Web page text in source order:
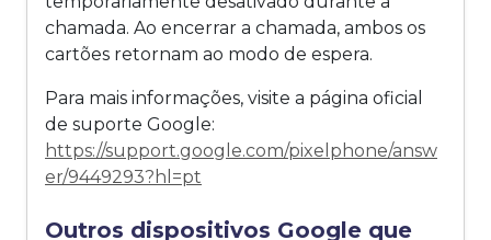
chamada. Ao encerrar a chamada, ambos os
cartões retornam ao modo de espera.
Para mais informações, visite a página oficial
de suporte Google:
https://support.google.com/pixelphone/answ
er/9449293?hl=pt
Outros dispositivos Google que